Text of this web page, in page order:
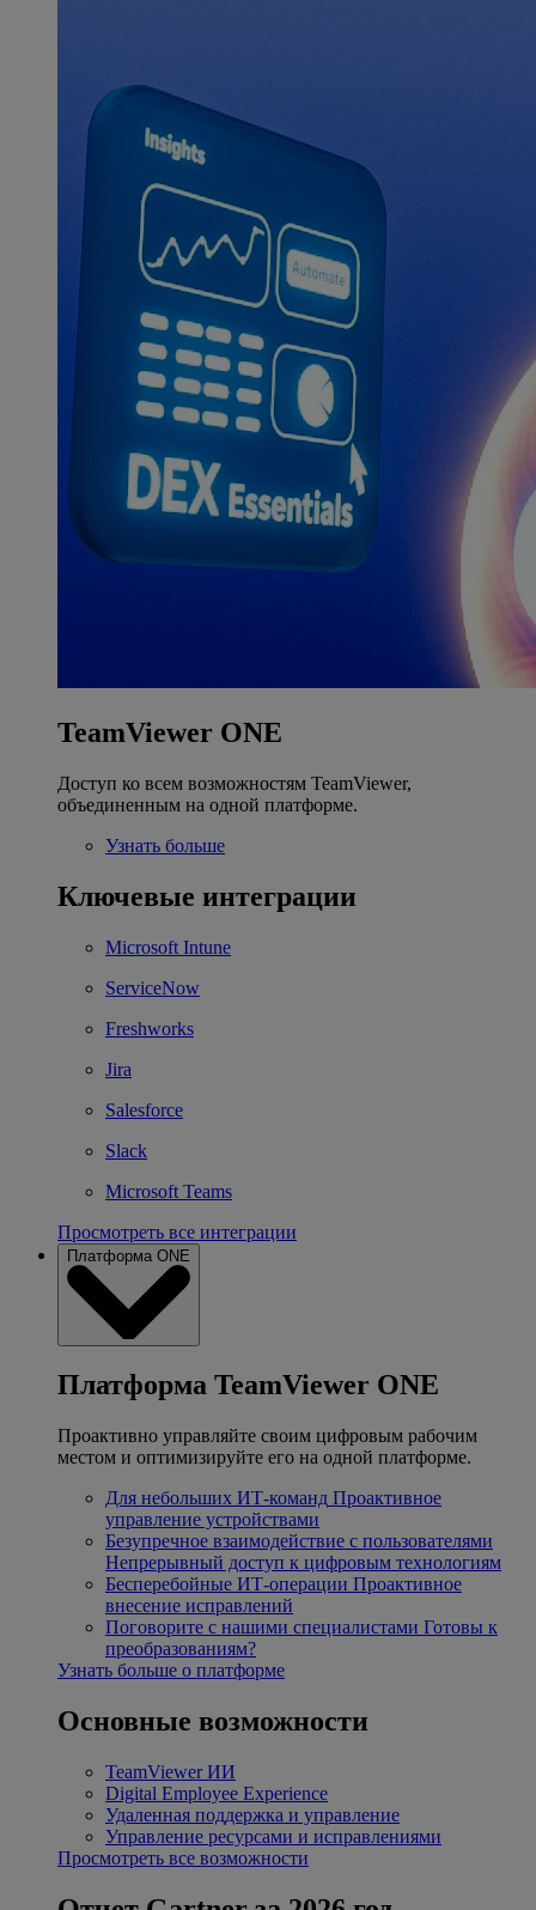
TeamViewer ONE
Доступ ко всем возможностям TeamViewer,
объединенным на одной платформе.
Узнать больше
Ключевые интеграции
Microsoft Intune
ServiceNow
Freshworks
Jira
Salesforce
Slack
Microsoft Teams
Просмотреть все интеграции
Платформа ONE
Платформа TeamViewer ONE
Проактивно управляйте своим цифровым рабочим
местом и оптимизируйте его на одной платформе.
Для небольших ИТ-команд Проактивное
управление устройствами
Безупречное взаимодействие с пользователями
Непрерывный доступ к цифровым технологиям
Бесперебойные ИТ-операции Проактивное
внесение исправлений
Поговорите с нашими специалистами Готовы к
преобразованиям?
Узнать больше о платформе
Основные возможности
TeamViewer ИИ
Digital Employee Experience
Удаленная поддержка и управление
Управление ресурсами и исправлениями
Просмотреть все возможности